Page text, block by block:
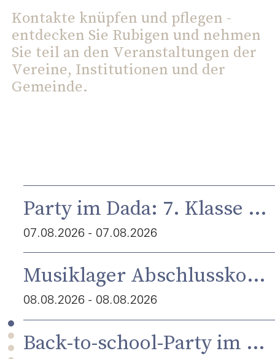
Kontakte knüpfen und pflegen -
entdecken Sie Rubigen und nehmen
Sie teil an den Veranstaltungen der
Vereine, Institutionen und der
Gemeinde.
Party im Dada: 7. Klasse bis 18 Jahre alt
07.08.2026 - 07.08.2026
Musiklager Abschlusskonzert
08.08.2026 - 08.08.2026
Back-to-school-Party im Dada